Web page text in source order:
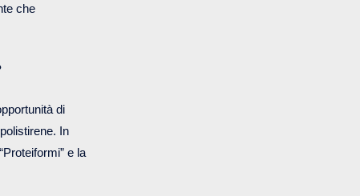
che
di
In
e la